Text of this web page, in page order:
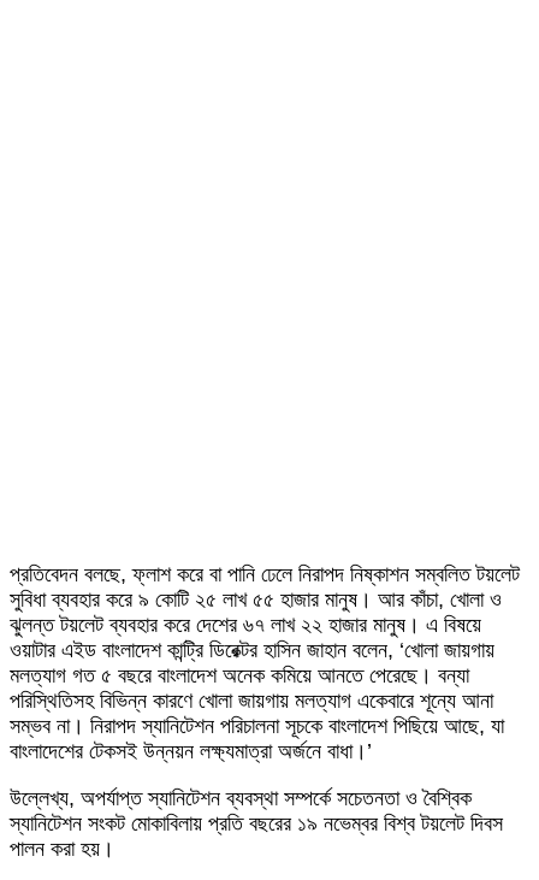
প্রতিবেদন বলছে, ফ্লাশ করে বা পানি ঢেলে নিরাপদ নিষ্কাশন সম্বলিত টয়লেট
সুবিধা ব্যবহার করে ৯ কোটি ২৫ লাখ ৫৫ হাজার মানুষ। আর কাঁচা, খোলা ও
ঝুলন্ত টয়লেট ব্যবহার করে দেশের ৬৭ লাখ ২২ হাজার মানুষ। এ বিষয়ে
ওয়াটার এইড বাংলাদেশ কান্ট্রি ডিরেক্টর হাসিন জাহান বলেন, ‘খোলা জায়গায়
মলত্যাগ গত ৫ বছরে বাংলাদেশ অনেক কমিয়ে আনতে পেরেছে। বন্যা
পরিস্থিতিসহ বিভিন্ন কারণে খোলা জায়গায় মলত্যাগ একেবারে শূন্যে আনা
সম্ভব না। নিরাপদ স্যানিটেশন পরিচালনা সূচকে বাংলাদেশ পিছিয়ে আছে, যা
বাংলাদেশের টেকসই উন্নয়ন লক্ষ্যমাত্রা অর্জনে বাধা।’
উল্লেখ্য, অপর্যাপ্ত স্যানিটেশন ব্যবস্থা সম্পর্কে সচেতনতা ও বৈশ্বিক
স্যানিটেশন সংকট মোকাবিলায় প্রতি বছরের ১৯ নভেম্বর বিশ্ব টয়লেট দিবস
পালন করা হয়।